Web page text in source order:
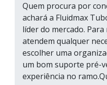
Quem procura por
achará a Fluidmax
líder do mercado.
atendem qualquer
escolher uma
um bom suporte pré-
experiência no